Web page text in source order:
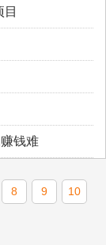
钱难
8 9 10